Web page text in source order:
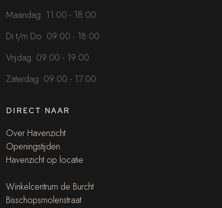
Maandag: 11:00 - 18:00
Di t/m Do: 09:00 - 18:00
Vrijdag: 09:00 - 19:00
Zaterdag: 09:00 - 17:00
DIRECT NAAR
Over Havenzicht
Openingstijden
Havenzicht op locatie
Winkelcentrum de Burcht
Bisschopsmolenstraat